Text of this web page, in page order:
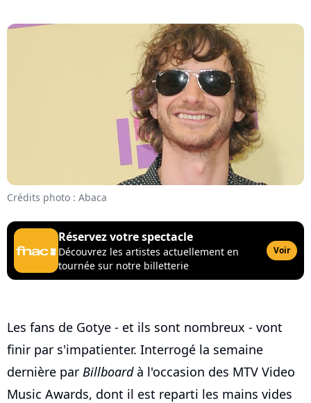
Crédits photo : Abaca
Réservez votre spectacle
Découvrez les artistes actuellement en
tournée sur notre billetterie
Voir
Les fans de Gotye - et ils sont nombreux - vont
finir par s'impatienter. Interrogé la semaine
dernière par Billboardà l'occasion des MTV Video
Music Awards, dont il est reparti les mains vides